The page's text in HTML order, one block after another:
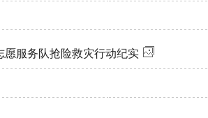
服务队抢险救灾行动纪实